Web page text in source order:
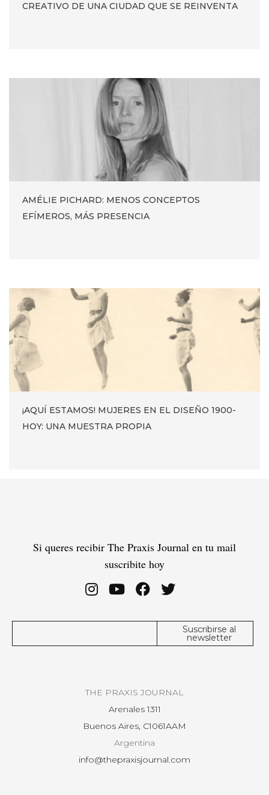
CREATIVO DE UNA CIUDAD QUE SE REINVENTA
AMÉLIE PICHARD: MENOS CONCEPTOS
EFÍMEROS, MÁS PRESENCIA
¡AQUÍ ESTAMOS! MUJERES EN EL DISEÑO 1900-
HOY: UNA MUESTRA PROPIA
Si queres recibir The Praxis Journal en tu mail
suscribite hoy
THE PRAXIS JOURNAL
Arenales 1311
Buenos Aires, C1061AAM
Argentina
info@thepraxisjournal.com